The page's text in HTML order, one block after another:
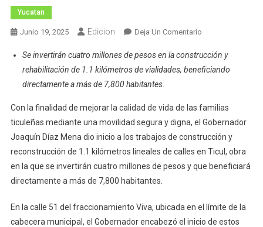
Yucatan
Junio 19, 2025 Edicion Deja Un ComentarioEn
La
Movilidad
Con
Nuevas
Calles
Se invertirán cuatro millones de pesos en la construcción y
rehabilitación de 1.1 kilómetros de vialidades, beneficiando
directamente a más de 7,800 habitantes.
Con la finalidad de mejorar la calidad de vida de las familias
ticuleñas mediante una movilidad segura y digna, el Gobernador
Joaquín Díaz Mena dio inicio a los trabajos de construcción y
reconstrucción de 1.1 kilómetros lineales de calles en Ticul, obra
en la que se invertirán cuatro millones de pesos y que beneficiará
directamente a más de 7,800 habitantes.
En la calle 51 del fraccionamiento Viva, ubicada en el límite de la
cabecera municipal, el Gobernador encabezó el inicio de estos